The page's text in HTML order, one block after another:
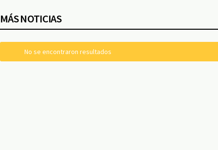
MÁS NOTICIAS
No se encontraron resultados